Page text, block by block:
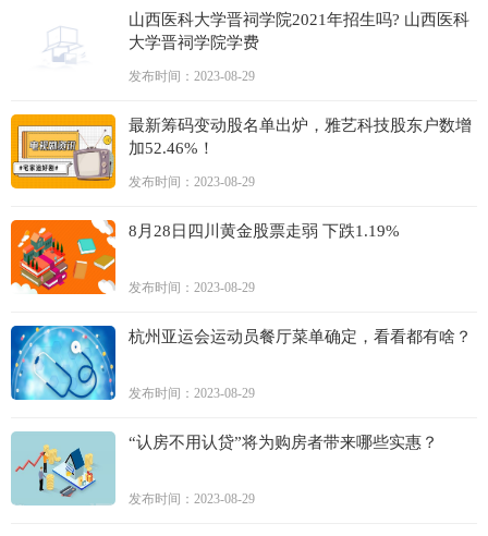
山西医科大学晋祠学院2021年招生吗? 山西医科
大学晋祠学院学费
发布时间：2023-08-29
最新筹码变动股名单出炉，雅艺科技股东户数增
加52.46%！
发布时间：2023-08-29
8月28日四川黄金股票走弱 下跌1.19%
发布时间：2023-08-29
杭州亚运会运动员餐厅菜单确定，看看都有啥？
发布时间：2023-08-29
“认房不用认贷”将为购房者带来哪些实惠？
发布时间：2023-08-29